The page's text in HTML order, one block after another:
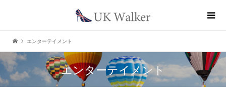
エンターテイメント
エンターテイメント